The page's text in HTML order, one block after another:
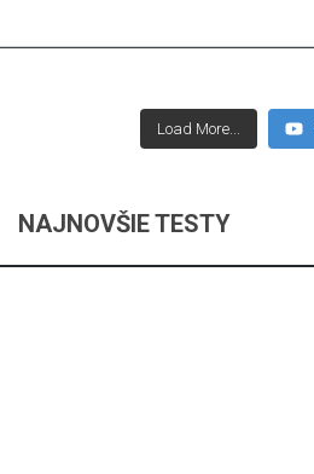
Load More...
NAJNOVŠIE TESTY